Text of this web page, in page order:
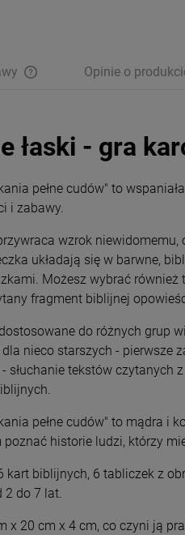
Magnesy religijne
Kardynał Stefan
26,00 zł
+
Opinie o
łaski - gra
pełne cudów" to
i zabawy.
wzrok
układają się w barwne,
Możesz wybrać
fragment biblijnej
do różnych grup
nieco starszych - pierwsze
słuchanie tekstów czytanych
pełne cudów" to mądra
historie ludzi, którzy
kart biblijnych, 6 tabliczek z
2 do 7 lat.
x 20 cm x 4 cm, co czyni ją